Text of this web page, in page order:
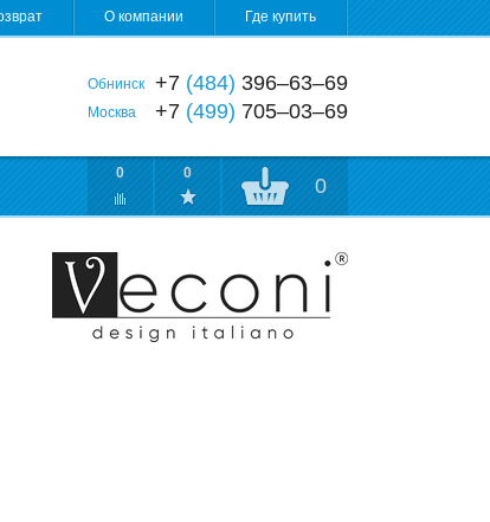
О компании Где купить
Обнинск +7 (484) 396‒63‒69
Москва +7 (499) 705‒03‒69
0 0
0